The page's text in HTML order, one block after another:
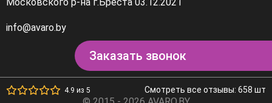
Московского р-на г.Бреста 03.12.2021
info@avaro.by
Заказать звонок
4.9 из 5 Смотреть все отзывы: 658 шт